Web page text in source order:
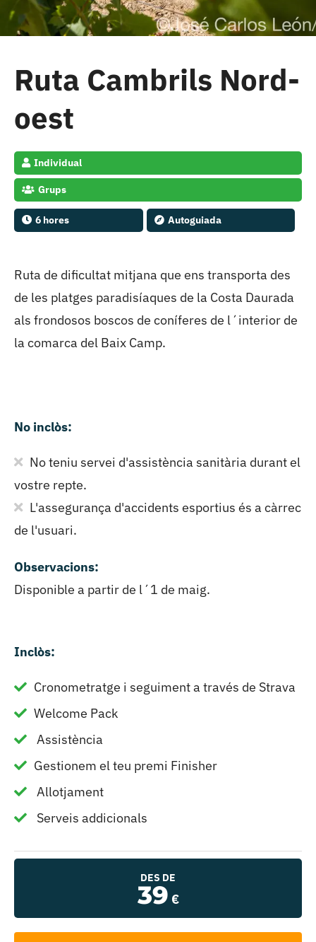
Cambrils
Ruta Cambrils Nord-
oest
Individual
Grups
6 hores Autoguiada
Ruta de dificultat mitjana que ens transporta des
de les platges paradisíaques de la Costa Daurada
als frondosos boscos de coníferes de l´interior de
la comarca del Baix Camp.
No inclòs:
No teniu servei d'assistència sanitària durant el
vostre repte.
L'assegurança d'accidents esportius és a càrrec
de l'usuari.
Observacions:
Disponible a partir de l´1 de maig.
Inclòs:
Cronometratge i seguiment a través de Strava
Welcome Pack
Assistència
Gestionem el teu premi Finisher
Allotjament
Serveis addicionals
DES DE
39 €